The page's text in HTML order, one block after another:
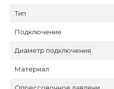
Тип
Подключение
Диаметр подключения
Материал